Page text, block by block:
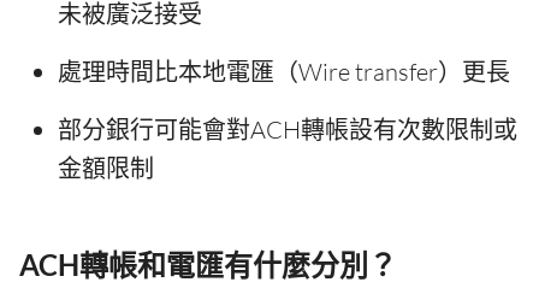
未被廣泛接受
處理時間比本地電匯（Wire transfer）更長
部分銀行可能會對ACH轉帳設有次數限制或
金額限制
ACH轉帳和電匯有什麼分別？